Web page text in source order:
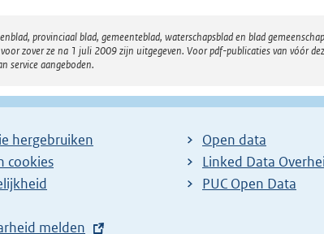
provinciaal blad, gemeenteblad, waterschapsblad en blad
zover ze na 1 juli 2009 zijn uitgegeven. Voor pdf-publicaties van vóór
service aangeboden.
hergebruiken
cookies
melden
Open data
Linked Data
PUC Open Data